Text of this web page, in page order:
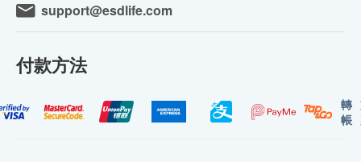
support@esdlife.com
付款方法
轉
帳